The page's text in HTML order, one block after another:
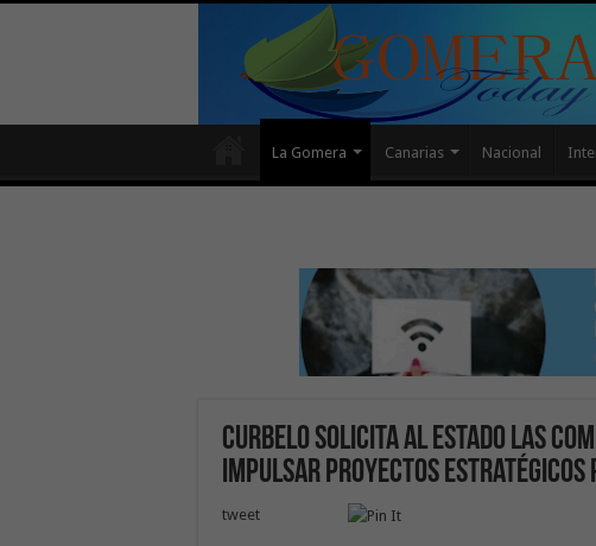
La Gomera Canarias Nacional
Curbelo solicita al Estado las
impulsar proyectos estratégicos
tweet